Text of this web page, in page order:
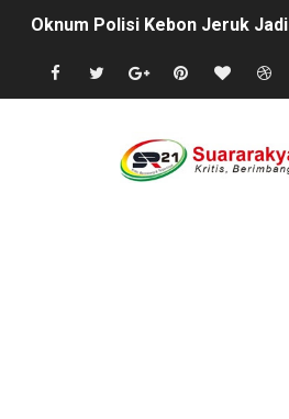
Oknum Polisi Kebon Jeruk
Ketua PWC, Apresiasi HUT-
Belajar dari Tiongkok, Kepala